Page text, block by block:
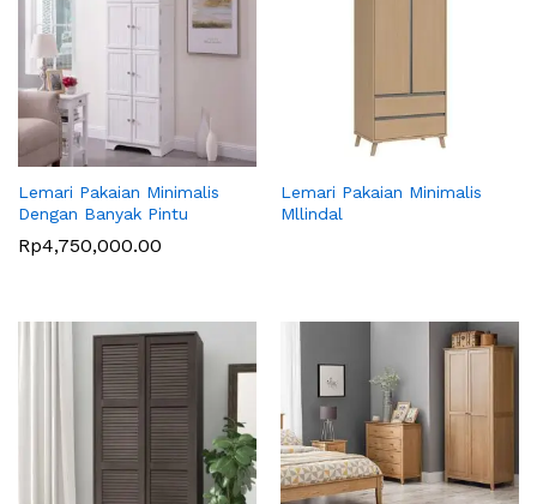
Lemari Pakaian Minimalis
Dengan Banyak Pintu
Rp4,750,000.00
Lemari Pakaian Minimalis
Mllindal